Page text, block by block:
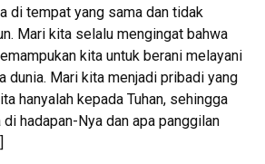
di tempat yang sama dan tidak
Mari kita selalu mengingat bahwa
kita untuk berani melayani
dunia. Mari kita menjadi pribadi yang
hanyalah kepada Tuhan, sehingga
hadapan-Nya dan apa panggilan